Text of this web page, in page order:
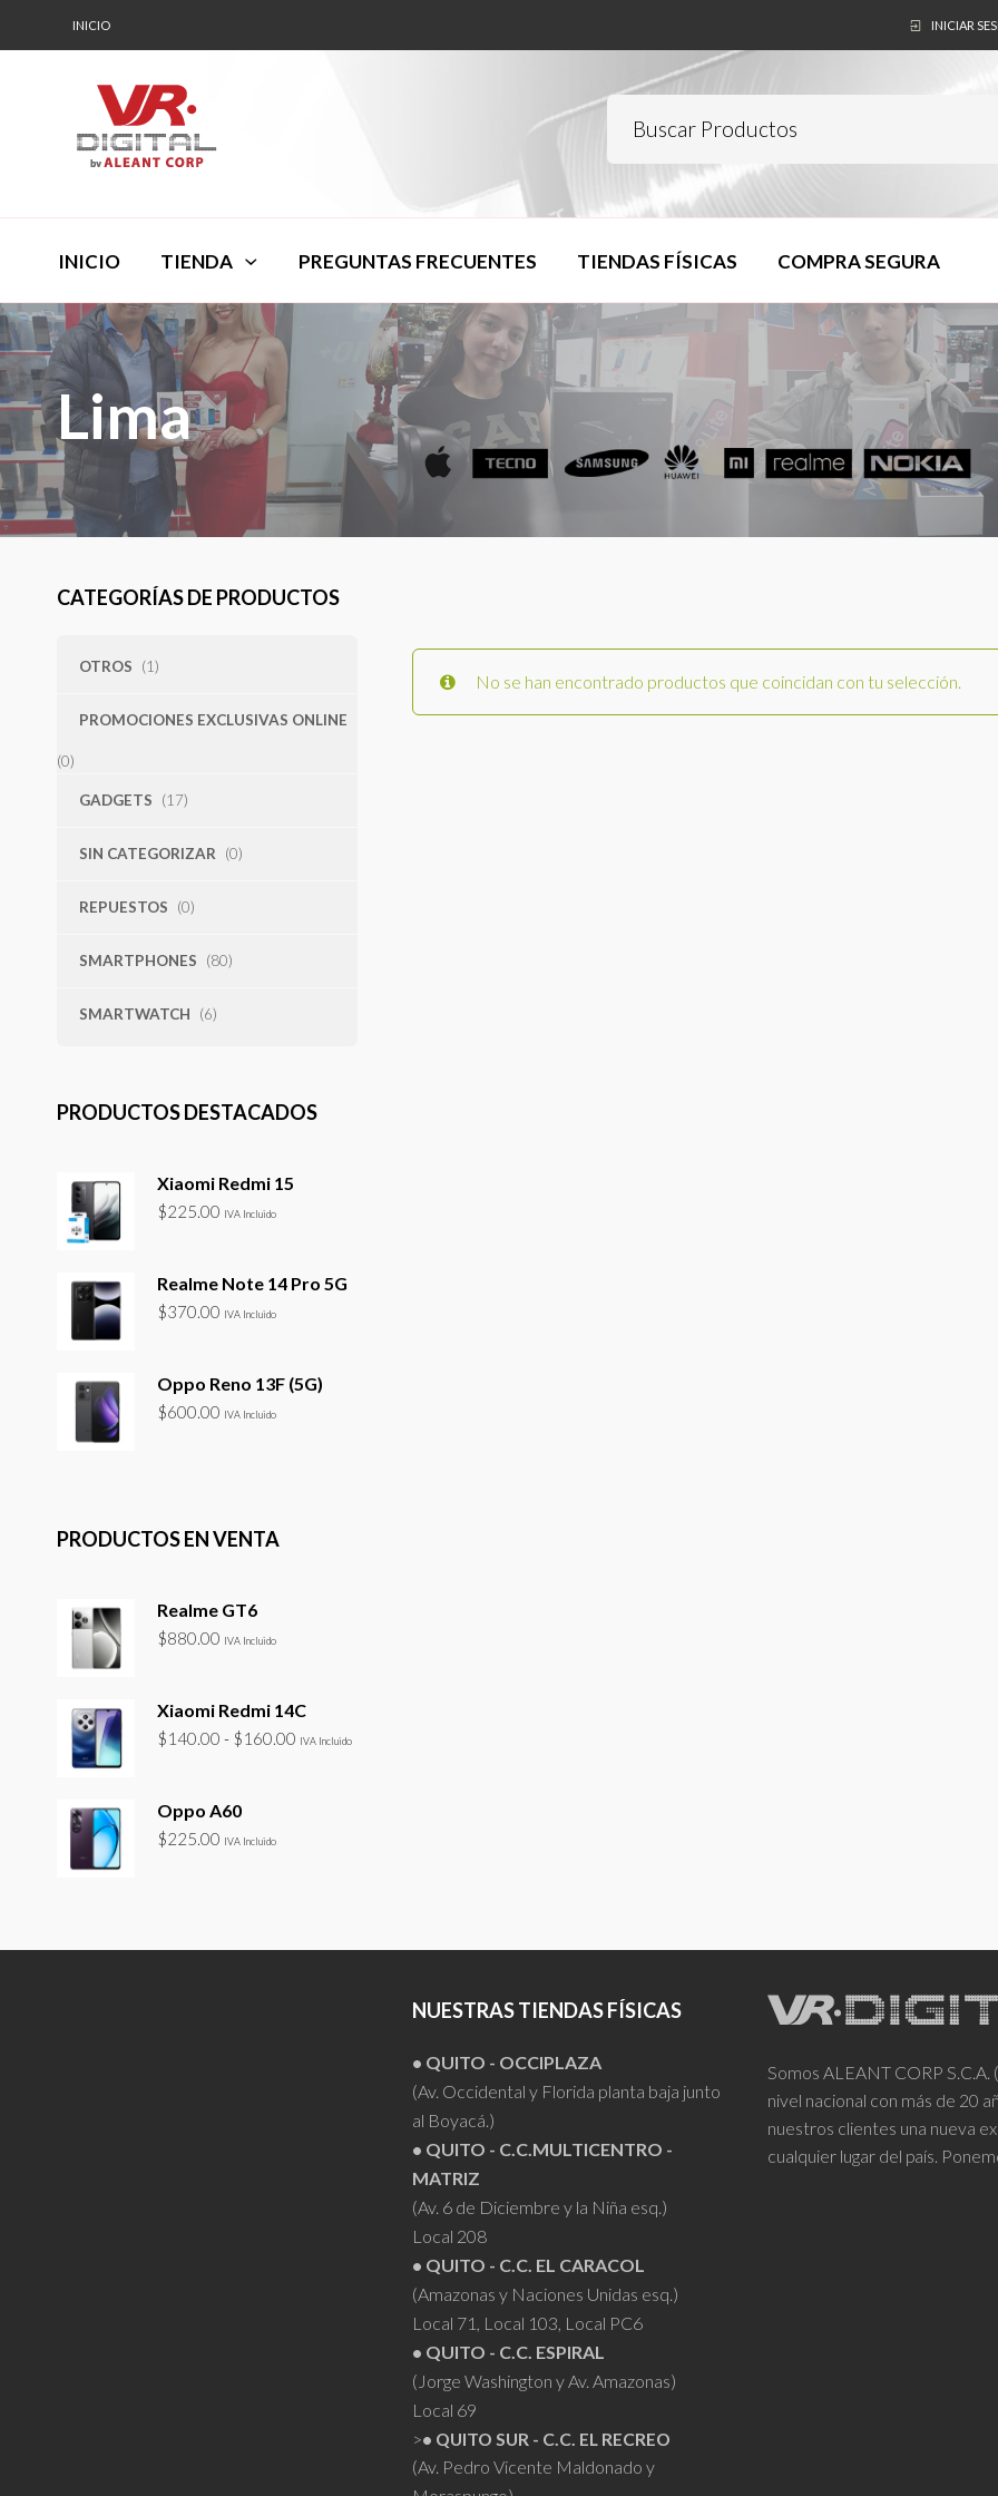
INICIO INICIAR
INICIO TIENDA PREGUNTAS FRECUENTES TIENDAS FÍSICAS COMPRA SEGURA
Lima
CATEGORÍAS DE PRODUCTOS
OTROS (1)
PROMOCIONES EXCLUSIVAS ONLINE
(0)
GADGETS (17)
SIN CATEGORIZAR (0)
REPUESTOS (0)
SMARTPHONES (80)
SMARTWATCH (6)
PRODUCTOS DESTACADOS
Xiaomi Redmi 15
$225.00 IVA Incluido
Realme Note 14 Pro 5G
$370.00 IVA Incluido
Oppo Reno 13F (5G)
$600.00 IVA Incluido
PRODUCTOS EN VENTA
Realme GT6
$880.00 IVA Incluido
Xiaomi Redmi 14C
$140.00 - $160.00Rango
IVA Incluido
Oppo A60
$225.00 IVA Incluido
No se han encontrado productos que coincidan con tu selección.
NUESTRAS TIENDAS FÍSICAS
• QUITO - OCCIPLAZA
(Av. Occidental y Florida planta baja junto
al Boyacá.)
• QUITO - C.C.MULTICENTRO -
MATRIZ
(Av. 6 de Diciembre y la Niña esq.)
Local 208
• QUITO - C.C. EL CARACOL
(Amazonas y Naciones Unidas esq.)
Local 71, Local 103, Local PC6
• QUITO - C.C. ESPIRAL
(Jorge Washington y Av. Amazonas)
Local 69
>• QUITO SUR - C.C. EL RECREO
(Av. Pedro Vicente Maldonado y
Somos ALEANT CORP
nivel nacional con más de 20
nuestros clientes una nueva
cualquier lugar del país.